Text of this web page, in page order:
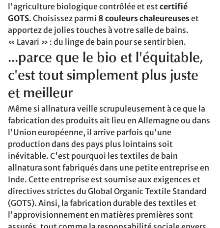
l'agriculture biologique contrôlée et estcertifié
GOTS. Choisissez parmi 8 couleurs chaleureuseset
apportez de jolies touches à votre salle de bains.
« Lavari » : du linge de bain pour se sentir bien.
...parce que le bio et l'équitable,
c'est tout simplement plus juste
et meilleur
Même si allnatura veille scrupuleusement à ce que la
fabrication des produits ait lieu en Allemagne ou dans
l'Union européenne, il arrive parfois qu'une
production dans des pays plus lointains soit
inévitable. C'est pourquoi les textiles de bain
allnatura sont fabriqués dans une petite entreprise en
Inde. Cette entreprise est soumise aux exigences et
directives strictes du Global Organic Textile Standard
(GOTS). Ainsi, la fabrication durable des textiles et
l'approvisionnement en matières premières sont